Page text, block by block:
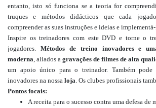
entanto, isto só funciona se a teoria for
truques e métodos didácticos que cada
compreender as suas instruções e ideias e
Inspire os treinadores com este DVD e torne o
jogadores. Métodos de treino inovadores e
moderna, aliados a gravações de filmes de alta
um apoio único para o treinador. Também
inovadores na nossa loja. Os clubes profissionais
Pontos focais:
A receita para o sucesso contra uma defesa de